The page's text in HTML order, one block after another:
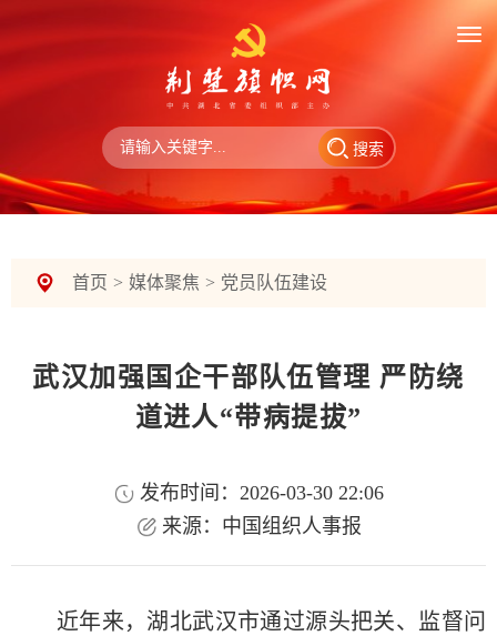
搜索
首页 > 媒体聚焦 > 党员队伍建设
武汉加强国企干部队伍管理 严防绕
道进人“带病提拔”
发布时间：2026-03-30 22:06
来源：中国组织人事报
近年来，湖北武汉市通过源头把关、监督问